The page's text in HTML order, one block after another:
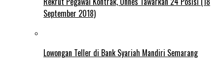
September 2018)
Lowongan Teller di Bank Syariah Mandiri Semarang